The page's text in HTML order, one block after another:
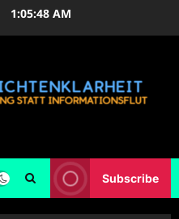
1:05:49 AM
Subscribe